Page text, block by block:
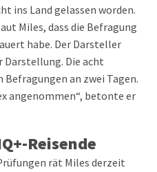
ins Land gelassen worden.
Miles, dass die Befragung
habe. Der Darsteller
Darstellung. Die acht
Befragungen an zwei Tagen.
angenommen“, betonte er
Reisende
rät Miles derzeit